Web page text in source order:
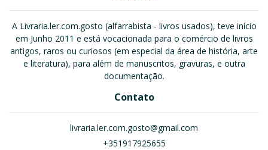
A Livraria.ler.com.gosto (alfarrabista - livros usados), teve início
em Junho 2011 e está vocacionada para o comércio de livros
antigos, raros ou curiosos (em especial da área de história, arte
e literatura), para além de manuscritos, gravuras, e outra
documentação.
Contato
livraria.ler.com.gosto@gmail.com
+351917925655